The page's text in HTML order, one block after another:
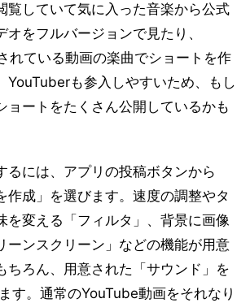
覧していて気に入った音楽から公式
オをフルバージョンで見たり、
れている動画の楽曲でショートを作
YouTuberも参入しやすいため、もし
ョートをたくさん公開しているかも
るには、アプリの投稿ボタンから
作成」を選びます。速度の調整やタ
を変える「フィルタ」、背景に画像
ーンスクリーン」などの機能が用意
ちろん、用意された「サウンド」を
す。通常のYouTube動画をそれなり